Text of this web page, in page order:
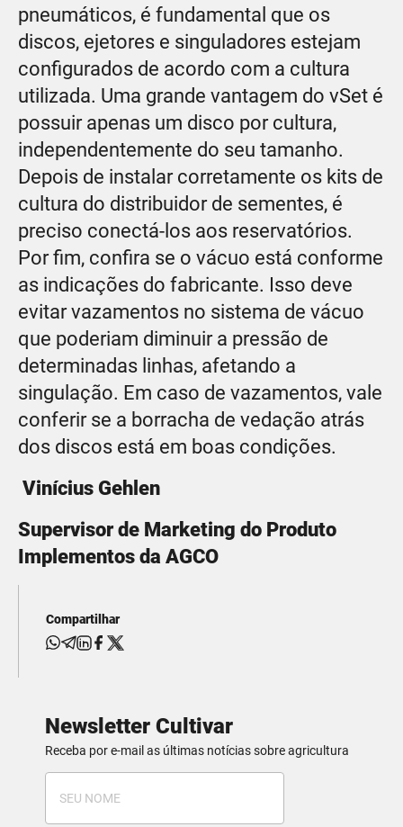
pneumáticos, é fundamental que os
discos, ejetores e singuladores estejam
configurados de acordo com a cultura
utilizada. Uma grande vantagem do vSet é
possuir apenas um disco por cultura,
independentemente do seu tamanho.
Depois de instalar corretamente os kits de
cultura do distribuidor de sementes, é
preciso conectá-los aos reservatórios.
Por fim, confira se o vácuo está conforme
as indicações do fabricante. Isso deve
evitar vazamentos no sistema de vácuo
que poderiam diminuir a pressão de
determinadas linhas, afetando a
singulação. Em caso de vazamentos, vale
conferir se a borracha de vedação atrás
dos discos está em boas condições.
Vinícius Gehlen
Supervisor de Marketing do Produto
Implementos da AGCO
Compartilhar
Newsletter Cultivar
Receba por e-mail as últimas notícias sobre agricultura